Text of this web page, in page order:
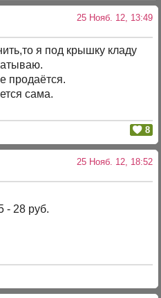
25 Нояб. 12, 13:49
я под крышку кладу
продаётся.
сама.
8
25 Нояб. 12, 18:52
- 28 руб.